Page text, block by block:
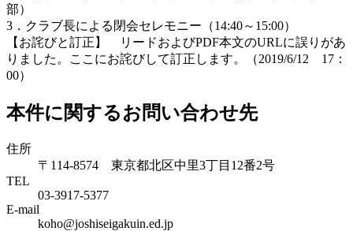
部）
3．クラブ長による閉会セレモニー（14:40～15:00）
【お詫びと訂正】 リードおよびPDF本文のURLに誤りがあ
りました。ここにお詫びして訂正します。（2019/6/12 17：
00）
本件に関するお問い合わせ先
住所
〒114-8574 東京都北区中里3丁目12番2号
TEL
03-3917-5377
E-mail
koho@joshiseigakuin.ed.jp